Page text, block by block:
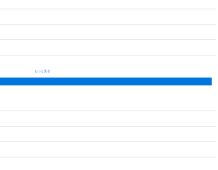
もっと見る